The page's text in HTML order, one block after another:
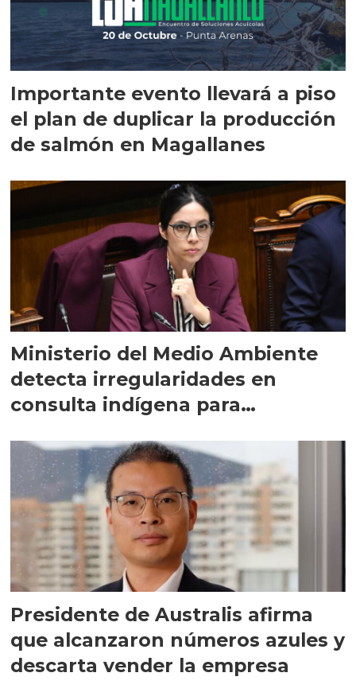
Importante evento llevará a piso
el plan de duplicar la producción
de salmón en Magallanes
Ministerio del Medio Ambiente
detecta irregularidades en
consulta indígena para
Presidente de Australis afirma
que alcanzaron números azules y
descarta vender la empresa